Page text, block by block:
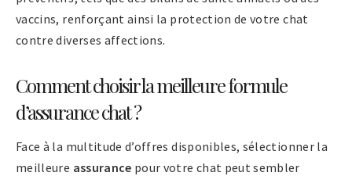
vaccins, renforçant ainsi la protection de votre chat
contre diverses affections.
Comment choisir la meilleure formule
d’assurance chat ?
Face à la multitude d’offres disponibles, sélectionner la
meilleure assurance pour votre chat peut sembler